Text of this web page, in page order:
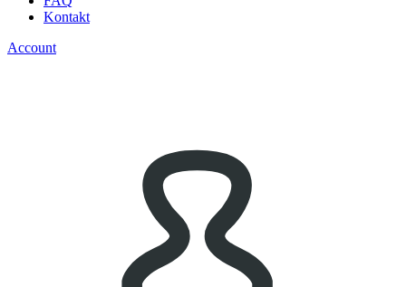
Kontakt
Account